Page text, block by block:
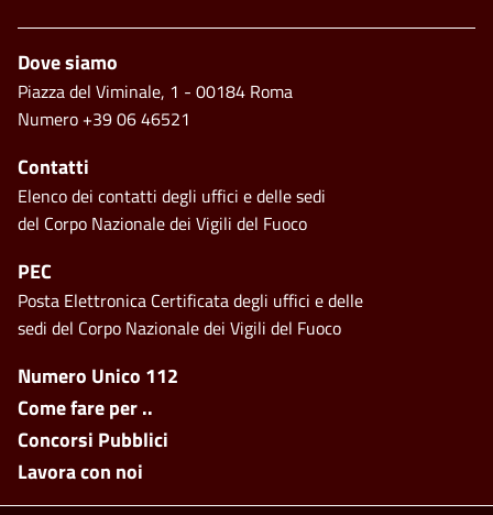
Footer side menu
Numero Unico 112
Come fare per ..
Concorsi Pubblici
Lavora con noi
Footer
Dove siamo
Piazza del Viminale, 1 - 00184 Roma
Numero +39 06 46521
Contatti
Elenco dei contatti degli uffici e delle sedi
del Corpo Nazionale dei Vigili del Fuoco
PEC
Posta Elettronica Certificata degli uffici e delle
sedi del Corpo Nazionale dei Vigili del Fuoco